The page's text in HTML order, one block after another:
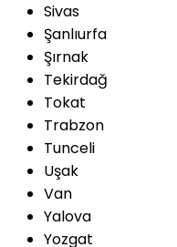
Sivas
Şanlıurfa
Şırnak
Tekirdağ
Tokat
Trabzon
Tunceli
Uşak
Van
Yalova
Yozgat